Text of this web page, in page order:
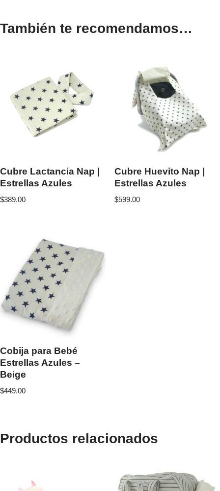
También te recomendamos…
Cubre Lactancia Nap |
Estrellas Azules
$389.00
Cubre Huevito Nap |
Estrellas Azules
$599.00
Cobija para Bebé
Estrellas Azules –
Beige
$449.00
Productos relacionados